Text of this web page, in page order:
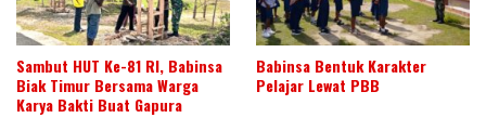
Sambut HUT Ke-81 RI, Babinsa
Biak Timur Bersama Warga
Karya Bakti Buat Gapura
Babinsa Bentuk Karakter
Pelajar Lewat PBB